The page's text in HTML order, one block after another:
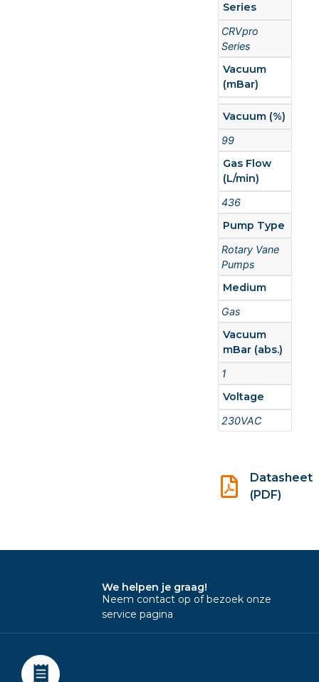
Series
CRVpro
Series
Vacuum
(mBar)
Vacuum (%)
99
Gas Flow
(L/min)
436
Pump Type
Rotary Vane
Pumps
Medium
Gas
Vacuum
mBar (abs.)
1
Voltage
230VAC
Datasheet
(PDF)
We helpen je graag!
Neem contact op of bezoek onze
service pagina